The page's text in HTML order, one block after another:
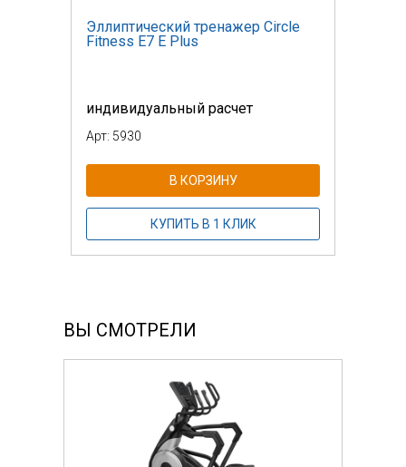
Эллиптический тренажер Circle
Fitness E7 E Plus
индивидуальный расчет
Арт: 5930
В КОРЗИНУ
КУПИТЬ В 1 КЛИК
ВЫ СМОТРЕЛИ